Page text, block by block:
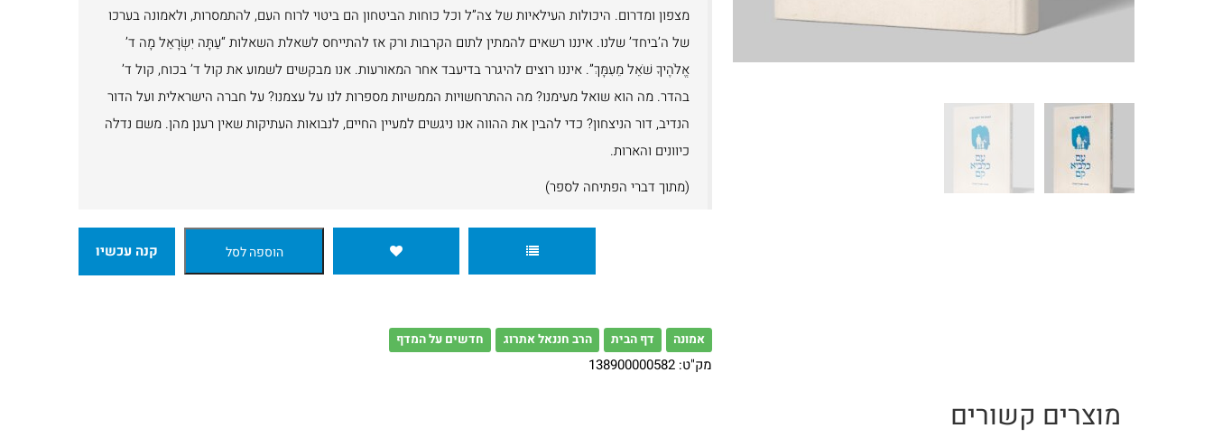
מצפון ומדרום. היכולות העילאיות של צה”ל וכל כוחות הביטחון הם ביטוי לרוח העם, להתמסרות, ולאמונה בערכו
של ה’ביחד’ שלנו. איננו רשאים להמתין לתום הקרבות ורק אז להתייחס לשאלת השאלות “עַתָּה יִשְׂרָאֵל מָה ד’
אֱלֹהֶיךָ שֹׁאֵל מֵעִמָּךְ”. איננו רוצים להיגרר בדיעבד אחר המאורעות. אנו מבקשים לשמוע את קול ד’ בכוח, קול ד’
בהדר. מה הוא שואל מעימנו? מה ההתרחשויות הממשיות מספרות לנו על עצמנו? על חברה הישראלית ועל הדור
הנדיב, דור הניצחון? כדי להבין את ההווה אנו ניגשים למעיין החיים, לנבואות העתיקות שאין רענן מהן. משם נדלה
כיוונים והארות.
(מתוך דברי הפתיחה לספר)
קנה עכשיו הוספה לסל
אמונה דף הבית הרב חננאל אתרוג חדשים על המדף
מק"ט: 138900000582
מוצרים קשורים